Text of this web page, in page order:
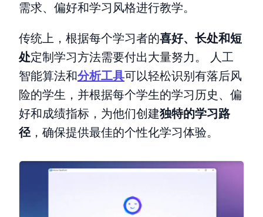
需求、偏好和学习风格进行教学。
传统上，根据每个学习者的喜好、长处和短
处定制学习方法需要付出大量努力。 人工
智能算法和分析工具可以轻松识别有落后风
险的学生，并根据每个学生的学习历史、偏
好和成绩指标，为他们创建独特的学习路
径，确保提供最佳的个性化学习体验。